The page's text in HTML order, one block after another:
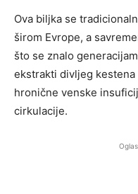
Ova biljka se
širom Evrope, a
što se znalo
ekstrakti divljeg
hronične venske
cirkulacije.